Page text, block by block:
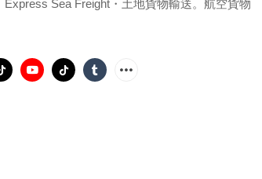
Express Sea Freight・土地貨物輸送。航空貨物